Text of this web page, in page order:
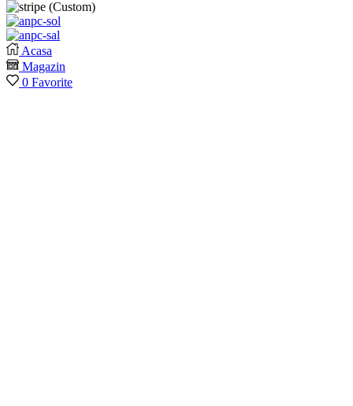
Acasa
Magazin
0 Favorite